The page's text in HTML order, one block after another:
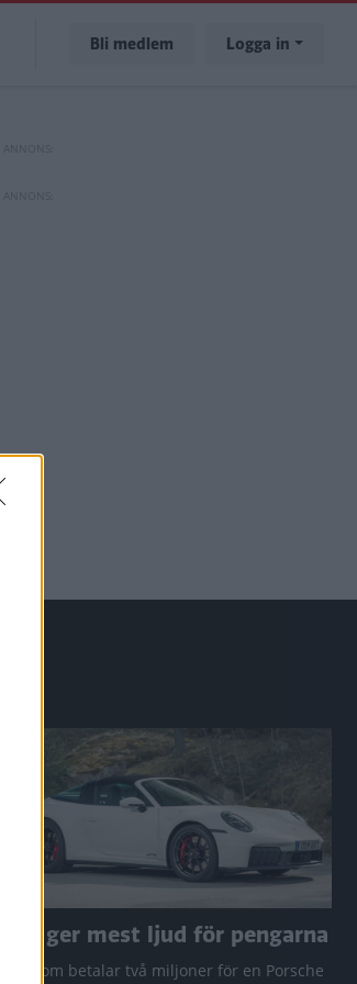
Bli medlem Logga in
Den ger mest ljud för pengarna
Den som betalar två miljoner för en Porsche